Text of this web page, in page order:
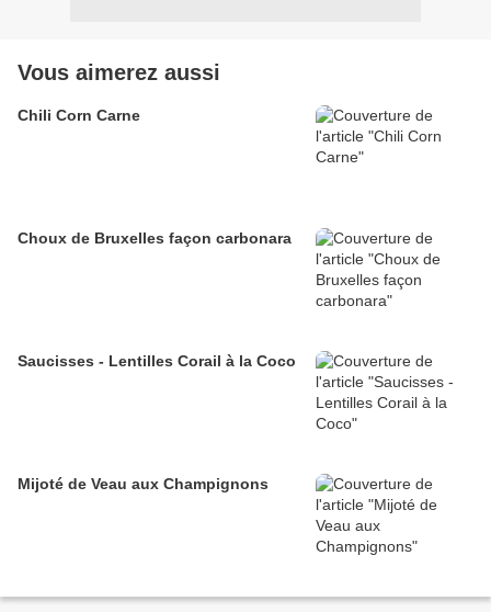
Vous aimerez aussi
Chili Corn Carne
Choux de Bruxelles façon carbonara
Saucisses - Lentilles Corail à la Coco
Mijoté de Veau aux Champignons